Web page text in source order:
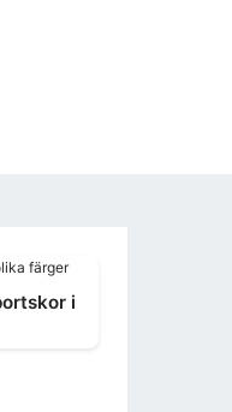
i